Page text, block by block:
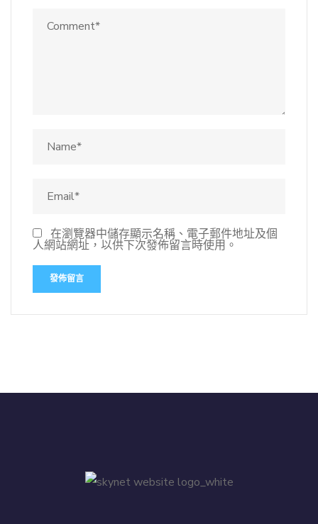
在瀏覽器中儲存顯示名稱、電子郵件地址及個
人網站網址，以供下次發佈留言時使用。